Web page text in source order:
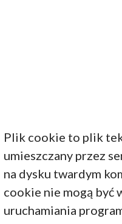
Plik cookie to plik
umieszczany przez
na dysku twardym
cookie nie mogą być
uruchamiania